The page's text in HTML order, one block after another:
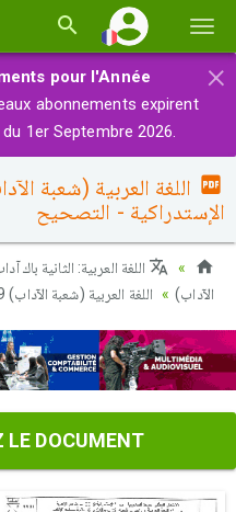
la×
pour l'Année
abonnements expirent
1er Septembre 2026.
الإستدراكية - التصحيح
اللغة العربية: الثانية باك
الآداب)
اللغة العربية (شعبة الآداب) 2019 الدورة الإستدراكية - التصحيح
LE DOCUMENT